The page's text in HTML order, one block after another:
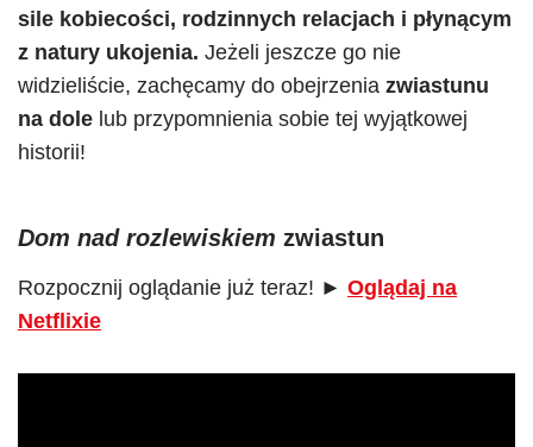
sile kobiecości, rodzinnych relacjach i płynącym
z natury ukojenia. Jeżeli jeszcze go nie
widzieliście, zachęcamy do obejrzenia zwiastunu
na dole lub przypomnienia sobie tej wyjątkowej
historii!
Dom nad rozlewiskiem zwiastun
Rozpocznij oglądanie już teraz! ► Oglądaj na
Netflixie